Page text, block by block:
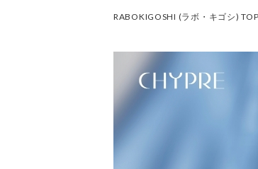
RABOKIGOSHI (ラボ・キゴシ) TOP